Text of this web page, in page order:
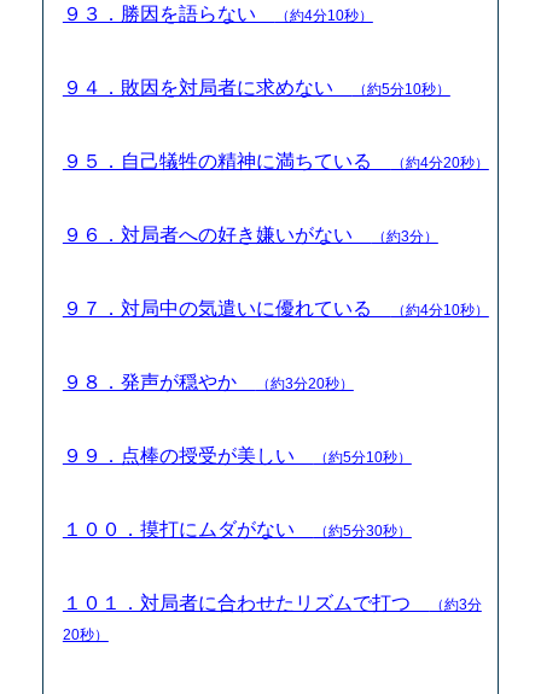
９３．勝因を語らない （約4分10秒）
９４．敗因を対局者に求めない （約5分10秒）
９５．自己犠牲の精神に満ちている （約4分20秒）
９６．対局者への好き嫌いがない （約3分）
９７．対局中の気遣いに優れている （約4分10秒）
９８．発声が穏やか （約3分20秒）
９９．点棒の授受が美しい （約5分10秒）
１００．摸打にムダがない （約5分30秒）
１０１．対局者に合わせたリズムで打つ
（約3分
20秒）